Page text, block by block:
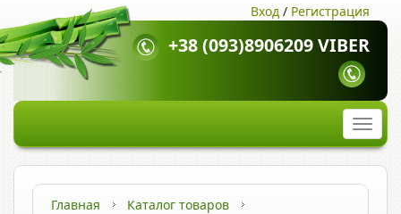
Вход / Регистрация
+38 (093)8906209 VIBER
Главная
Каталог товаров